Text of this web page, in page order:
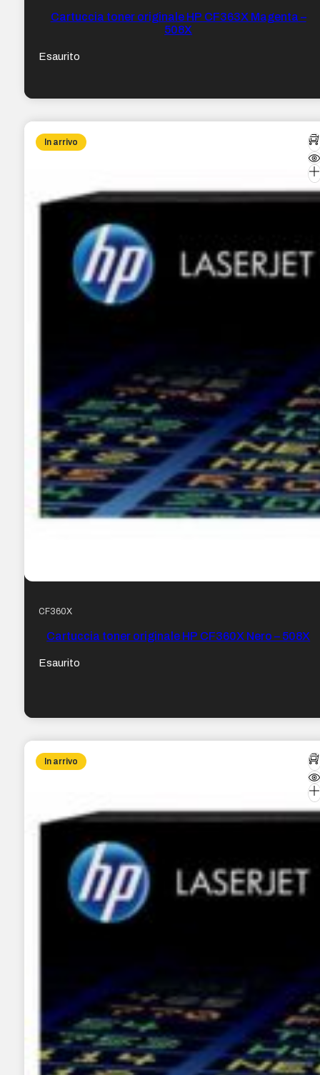
Cartuccia toner originale HP CF363X Magenta –
508X
Esaurito
In arrivo
CF360X
Cartuccia toner originale HP CF360X Nero – 508X
Esaurito
In arrivo